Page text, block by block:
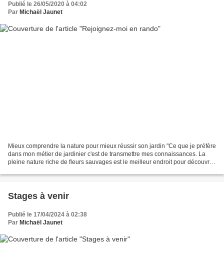
Publié le 26/05/2020 à 04:02
Par Michaël Jaunet
Mieux comprendre la nature pour mieux réussir son jardin "Ce que je préfère
dans mon métier de jardinier c'est de transmettre mes connaissances. La
pleine nature riche de fleurs sauvages est le meilleur endroit pour découvrir
Stages à venir
Publié le 17/04/2024 à 02:38
Par Michaël Jaunet